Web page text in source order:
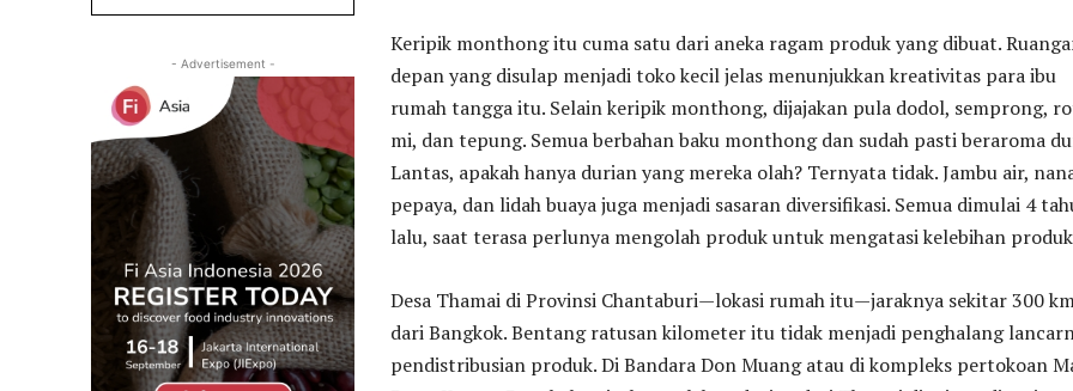
- Advertisement -
Keripik monthong itu cuma satu dari aneka ragam produk yang dibuat.
depan yang disulap menjadi toko kecil jelas menunjukkan kreativitas para ibu
rumah tangga itu. Selain keripik monthong, dijajakan pula dodol, semprong,
mi, dan tepung. Semua berbahan baku monthong dan sudah pasti beraroma
Lantas, apakah hanya durian yang mereka olah? Ternyata tidak. Jambu air,
pepaya, dan lidah buaya juga menjadi sasaran diversifikasi. Semua dimulai 4
lalu, saat terasa perlunya mengolah produk untuk mengatasi kelebihan
Desa Thamai di Provinsi Chantaburi—lokasi rumah itu—jaraknya sekitar 300
dari Bangkok. Bentang ratusan kilometer itu tidak menjadi penghalang
pendistribusian produk. Di Bandara Don Muang atau di kompleks pertokoan